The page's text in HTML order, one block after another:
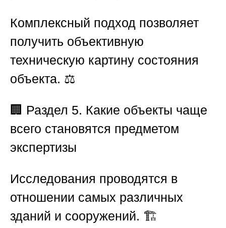
Комплексный подход позволяет
получить объективную
техническую картину состояния
объекта. ⚖️
🏢 Раздел 5. Какие объекты чаще
всего становятся предметом
экспертизы
Исследования проводятся в
отношении самых различных
зданий и сооружений. 🏗️